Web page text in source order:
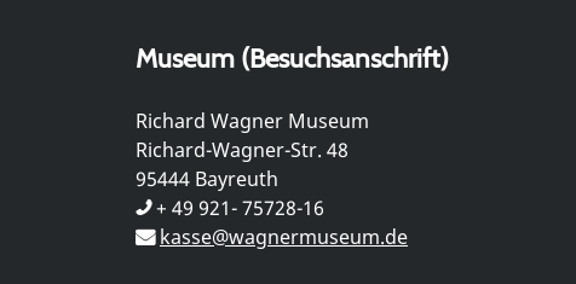
Museum (Besuchsanschrift)
Richard Wagner Museum
Richard-Wagner-Str. 48
95444 Bayreuth
+ 49 921- 75728-16
kasse@wagnermuseum.de